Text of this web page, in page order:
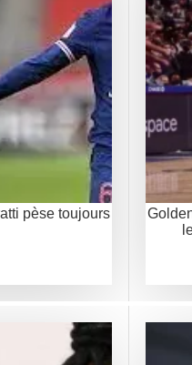
pèse toujours